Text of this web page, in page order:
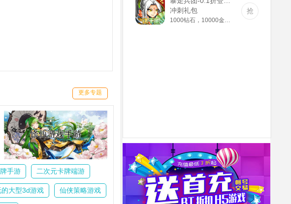
更多专题
手游 二次元卡牌端游
的大型3d游戏 仙侠策略游戏
冲刺礼包
抢